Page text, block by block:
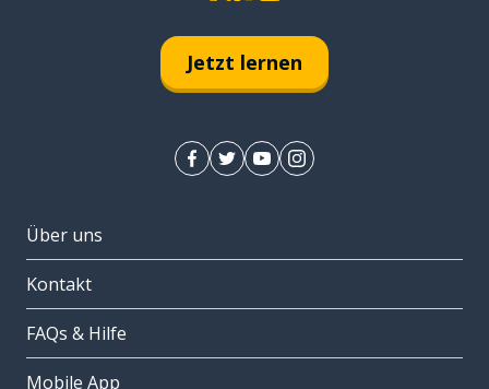
Jetzt lernen
Über uns
Kontakt
FAQs & Hilfe
Mobile App